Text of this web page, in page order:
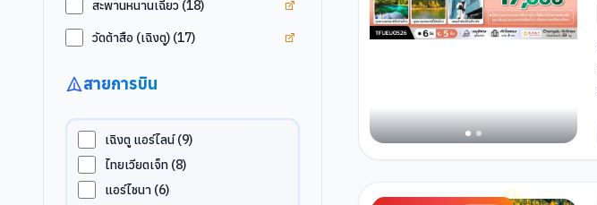
สะพานหนานเฉียว (18) สะพานหนานเฉียว
วัดต้าสือ (เฉิงตู) (17) วัดต้าสือ (เฉิงตู)
สายการบิน
เฉิงตู แอร์ไลน์(9)
ไทยเวียตเจ็ท (8)
แอร์ไชนา (6)